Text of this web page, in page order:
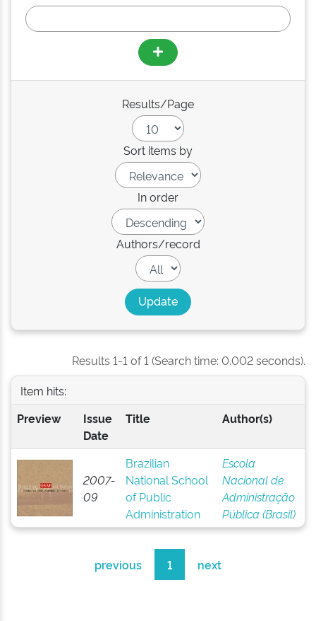
Results/Page
Sort items by
In order
Authors/record
Results 1-1 of 1 (Search time: 0.002 seconds).
Item hits:
Preview
Issue
Date
Title Author(s)
2007-
09
Brazilian
National School
of Public
Administration
Escola
Nacional de
Administração
Pública (Brasil)
previous 1 next